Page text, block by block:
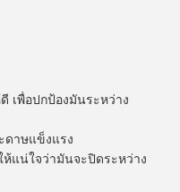
เพื่อปกป้องมันระหว่าง
ดาษแข็งแรง
ห้แน่ใจว่ามันจะปิดระหว่าง